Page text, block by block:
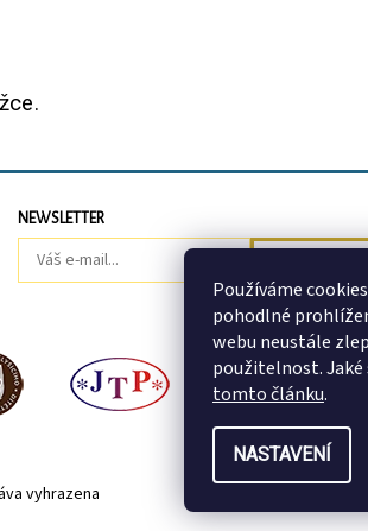
NEWSLETTER
vyhrazena
Používáme
pohodlné
webu neustále
použitelnost.
tomto článku.
NASTAVENÍ